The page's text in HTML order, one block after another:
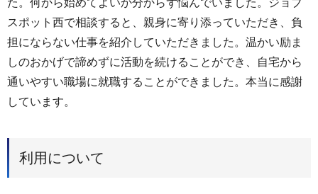
スポット西で相談すると、親身に寄り添っていただき、負
担にならない仕事を紹介していただきました。温かい励ま
しのおかげで諦めずに活動を続けることができ、自宅から
通いやすい職場に就職することができました。本当に感謝
しています。
利用について